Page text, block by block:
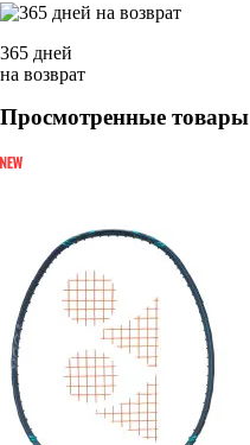
365 дней
на возврат
Просмотренные товары